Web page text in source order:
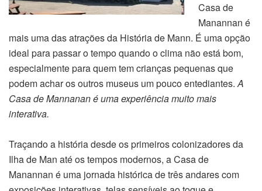
Casa de
Manannan é
mais uma das atrações da História de Mann. É uma opção
ideal para passar o tempo quando o clima não está bom,
especialmente para quem tem crianças pequenas que
podem achar os outros museus um pouco entediantes.A
Casa de Mannanan é uma experiência muito mais
interativa.
Traçando a história desde os primeiros colonizadores da
Ilha de Man até os tempos modernos, a Casa de
Manannan é uma jornada histórica de três andares com